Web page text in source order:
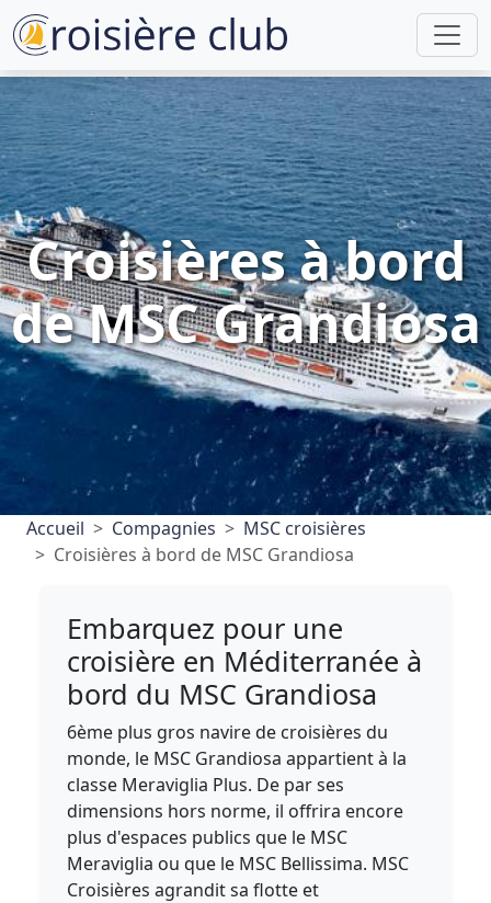
Croisières à bord
de MSC Grandiosa
Accueil Compagnies
MSC croisières
Croisières à bord de MSC Grandiosa
Embarquez pour une
croisière en Méditerranée à
bord du MSC Grandiosa
6ème plus gros navire de croisières du
monde, le MSC Grandiosa appartient à la
classe Meraviglia Plus. De par ses
dimensions hors norme, il offrira encore
plus d'espaces publics que le MSC
Meraviglia ou que le MSC Bellissima. MSC
Croisières agrandit sa flotte et